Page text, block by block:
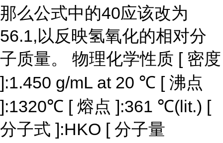
那么公式中的40应该改为
56.1,以反映氢氧化的相对分
子质量。 物理化学性质 [ 密度
]:1.450 g/mL at 20 ℃ [ 沸点
]:1320℃ [ 熔点 ]:361 ℃(lit.) [
分子式 ]:HKO [ 分子量